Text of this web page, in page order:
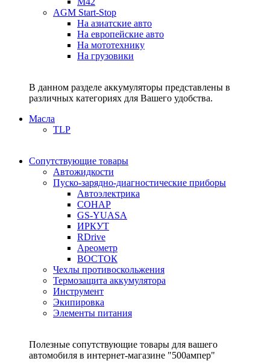
AGM Start-Stop
На азиатские авто
На европейские авто
На мототехнику
На грузовики
В данном разделе аккумуляторы представлены в
различных категориях для Вашего удобства.
Масла
TLP
Сопутствующие товары
Автожидкости
Пуско-зарядно-диагностические приборы
Автоэлектрика
СОНАР
GS-YUASA
ИРКУТ
RDrive
Ареометр
ВОСТОК
Чехлы противоскольжения
Термозащита аккумулятора
Инструмент
Экипировка
Элементы питания
Полезные сопутствующие товары для вашего
автомобиля в интернет-магазине "500ампер"